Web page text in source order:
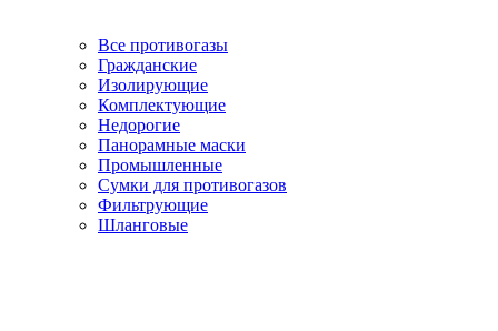
Все противогазы
Гражданские
Изолирующие
Комплектующие
Недорогие
Панорамные маски
Промышленные
Сумки для противогазов
Фильтрующие
Шланговые